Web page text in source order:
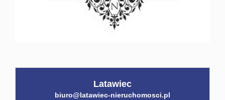
Latawiec
biuro@latawiec-nieruchomosci.pl